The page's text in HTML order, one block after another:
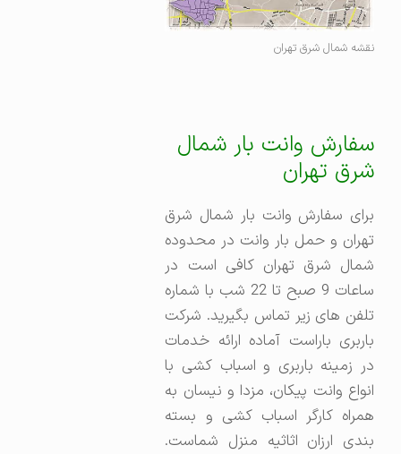
نقشه شمال شرق تهران
سفارش وانت بار شمال
شرق تهران
برای سفارش وانت بار شمال شرق
تهران و حمل بار وانت در محدوده
شمال شرق تهران کافی است در
ساعات 9 صبح تا 22 شب با شماره
تلفن های زیر تماس بگیرید. شرکت
باربری باراست آماده ارائه خدمات
در زمینه باربری و اسباب کشی با
انواع وانت پیکان، مزدا و نیسان به
همراه کارگر اسباب کشی و بسته
بندی ارزان اثاثیه منزل شماست.